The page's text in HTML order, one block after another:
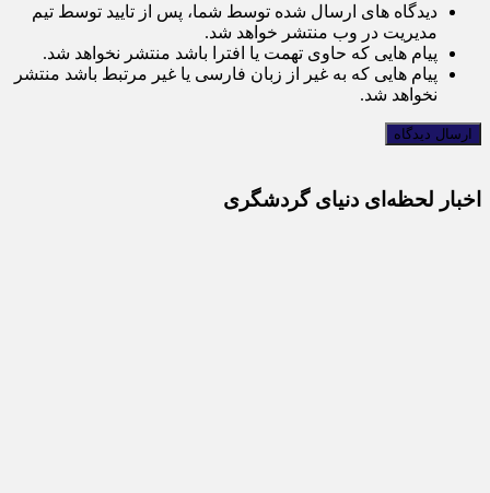
دیدگاه های ارسال شده توسط شما، پس از تایید توسط تیم
مدیریت در وب منتشر خواهد شد.
پیام هایی که حاوی تهمت یا افترا باشد منتشر نخواهد شد.
پیام هایی که به غیر از زبان فارسی یا غیر مرتبط باشد منتشر
نخواهد شد.
اخبار لحظه‌ای دنیای گردشگری